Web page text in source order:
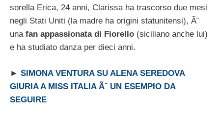
sorella Erica, 24 anni, Clarissa ha trascorso due mesi
negli Stati Uniti (la madre ha origini statunitensi), Ã¨
una fan appassionata di Fiorello (siciliano anche lui)
e ha studiato danza per dieci anni.
► SIMONA VENTURA SU ALENA SEREDOVA
GIURIA A MISS ITALIA Ãˆ UN ESEMPIO DA
SEGUIRE